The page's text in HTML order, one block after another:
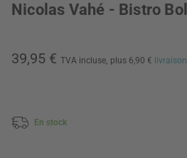
Nicolas Vahé - Bistro Bol
39,95 € TVA incluse, plus 6,90 € livraison
En stock